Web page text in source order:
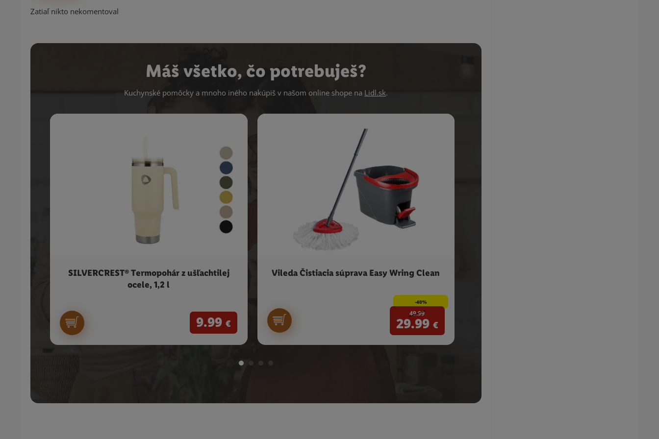
Zatiaľ nikto nekomentoval
Máš všetko, čo potrebuješ?
Kuchynské pomôcky a mnoho iného nakúpiš v našom online shope na Lidl.sk.
SILVERCREST® Termopohár z ušľachtilej
ocele, 1,2 l
9.99 €
Vileda Čistiacia súprava Easy Wring Clean
-40%
49.99
29.99 €